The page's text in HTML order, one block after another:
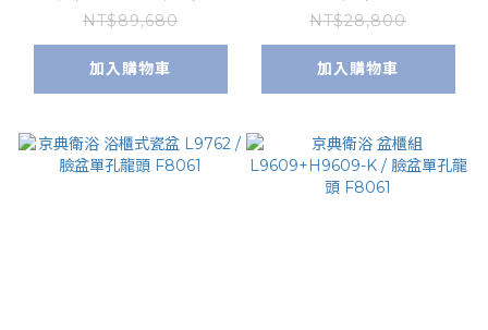
1/F9092L
NT$89,680
加入購物車
NT$28,800
加入購物車